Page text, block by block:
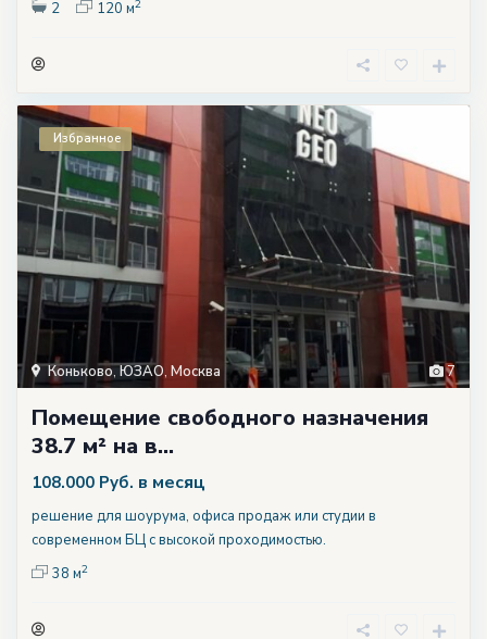
2 120 м2
7
Коньково,ЮЗАО, Москва
Избранное
Помещение свободного назначения
38.7 м² на в...
108.000 Руб. в месяц
решение для шоурума, офиса продаж или студии в
современном БЦ с высокой проходимостью.
38 м2